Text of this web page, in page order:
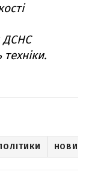
ДСНС
НОВИНИ